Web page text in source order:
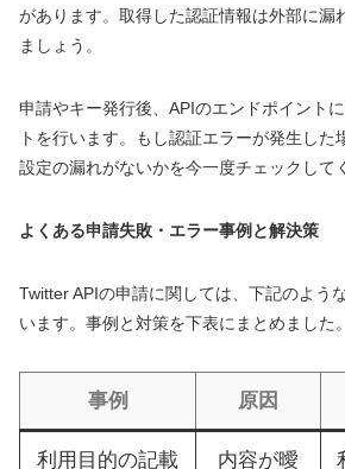
があります。取得した認証情報は外部に漏
ましょう。
申請やキー発行後、APIのエンドポイント
トを行います。もし認証エラーが発生した
設定の漏れがないかを今一度チェックして
よくある申請失敗・エラー事例と解決策
Twitter APIの申請に関しては、下記のよう
います。事例と対策を下表にまとめました。
事例 原因
利用目的の記載
内容が曖